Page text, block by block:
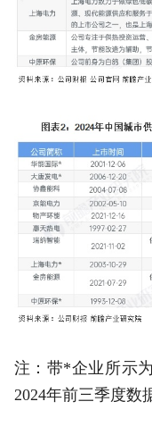
注：带*企业所示
2024年前三季度数